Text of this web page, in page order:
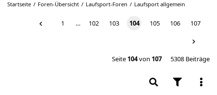
Startseite Foren-Übersicht Laufsport-Foren Laufsport allgemein
1 … 102 103 104 105 106 107
Seite 104von 107 5308 Beiträge